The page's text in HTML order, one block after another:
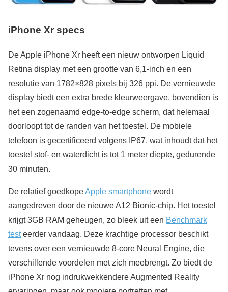
iPhone Xr specs
De Apple iPhone Xr heeft een nieuw ontworpen Liquid
Retina display met een grootte van 6,1-inch en een
resolutie van 1782×828 pixels bij 326 ppi. De vernieuwde
display biedt een extra brede kleurweergave, bovendien is
het een zogenaamd edge-to-edge scherm, dat helemaal
doorloopt tot de randen van het toestel. De mobiele
telefoon is gecertificeerd volgens IP67, wat inhoudt dat het
toestel stof- en waterdicht is tot 1 meter diepte, gedurende
30 minuten.
De relatief goedkopeApple smartphone wordt
aangedreven door de nieuwe A12 Bionic-chip. Het toestel
krijgt 3GB RAM geheugen, zo bleek uit een Benchmark
testeerder vandaag. Deze krachtige processor beschikt
tevens over een vernieuwde 8-core Neural Engine, die
verschillende voordelen met zich meebrengt. Zo biedt de
iPhone Xr nog indrukwekkendere Augmented Reality